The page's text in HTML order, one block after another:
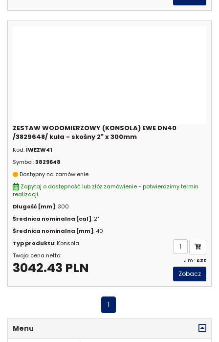
ZESTAW WODOMIERZOWY (KONSOLA) EWE DN40
/3829648/ kula - skośny 2" x 300mm
Kod: IWEZW41
Symbol:3829648
Dostępny na zamówienie
Zapytaj o dostępność lub złóż zamówienie - potwierdzimy termin
realizacji
Długość [mm]: 300
Średnica nominalna [cal]: 2"
Średnica nominalna [mm]: 40
Typ produktu: Konsola
Twoja cena netto:
3042.43 PLN J.m.: szt
Zobacz
1
Menu